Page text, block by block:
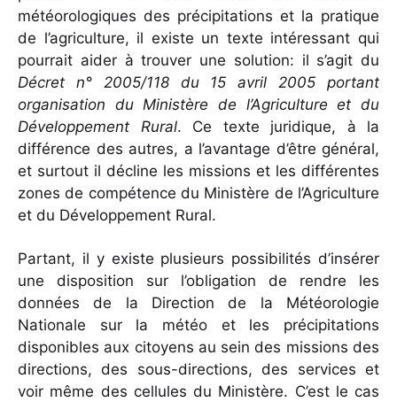
météorologiques des précipitations et la pratique
de l’agriculture, il existe un texte intéressant qui
pourrait aider à trouver une solution: il s’agit du
Décret n° 2005/118 du 15 avril 2005 portant
organisation du Ministère de l’Agriculture et du
Développement Rural. Ce texte juridique, à la
différence des autres, a l’avantage d’être général,
et surtout il décline les missions et les différentes
zones de compétence du Ministère de l’Agriculture
et du Développement Rural.
Partant, il y existe plusieurs possibilités d’insérer
une disposition sur l’obligation de rendre les
données de la Direction de la Météorologie
Nationale sur la météo et les précipitations
disponibles aux citoyens au sein des missions des
directions, des sous-directions, des services et
voir même des cellules du Ministère. C’est le cas